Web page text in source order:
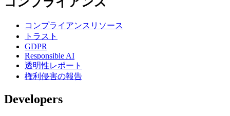
コンプライアンスリソース
トラスト
GDPR
Responsible AI
透明性レポート
権利侵害の報告
Developers